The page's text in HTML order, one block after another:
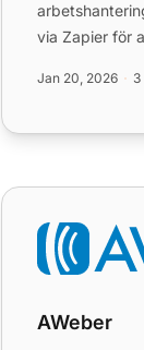
via Zapier för
Jan 20, 2026
AWeber
AWeber